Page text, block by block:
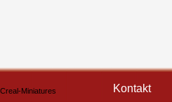
Miniatures Kontakt